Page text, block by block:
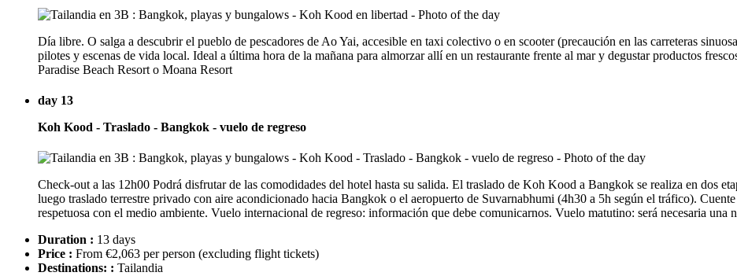
Día libre. O salga a descubrir el pueblo de pescadores de Ao Yai, accesible en taxi colectivo o en scooter (precaución en las carreteras
pilotes y escenas de vida local. Ideal a última hora de la mañana para almorzar allí en un restaurante frente al mar y degustar productos
Paradise Beach Resort o Moana Resort
day 13
Koh Kood - Traslado - Bangkok - vuelo de regreso
Check-out a las 12h00 Podrá disfrutar de las comodidades del hotel hasta su salida. El traslado de Koh Kood a Bangkok se realiza en dos
luego traslado terrestre privado con aire acondicionado hacia Bangkok o el aeropuerto de Suvarnabhumi (4h30 a 5h según el tráfico).
respetuosa con el medio ambiente. Vuelo internacional de regreso: información que debe comunicarnos. Vuelo matutino: será necesaria una
Duration : 13 days
Price : From €2,063 per person (excluding flight tickets)
Destinations: : Tailandia